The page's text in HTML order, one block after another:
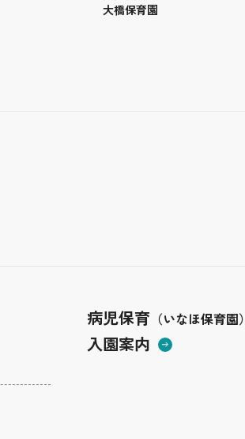
大橋保育園
病児保育 （いなほ保育園）
入園案内